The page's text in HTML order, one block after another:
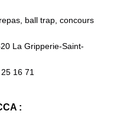
ball trap, concours
La Gripperie-Saint-
16 71
: